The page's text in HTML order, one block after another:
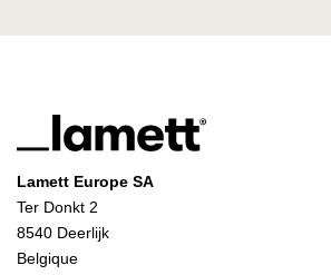
Lamett Europe SA
Ter Donkt 2
8540 Deerlijk
Belgique